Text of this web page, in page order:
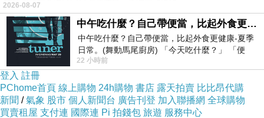
2026-08-07
中午吃什麼？自己帶便當，比起外食更健康-夏季日常。(舞動馬尾廚房)
中午吃什麼？自己帶便當，比起外食更健康-夏季
日常。(舞動馬尾廚房) 「今天吃什麼？」 「便
當？麵？還是炒飯？」 每天都在選擇
22 小時前
登入 註冊
PChome首頁 線上購物 24h購物 書店 露天拍賣 比比昂代購
新聞 /氣象 股市 個人新聞台 廣告刊登 加入聯播網 全球購物
買賣租屋 支付連 國際連 Pi 拍錢包 旅遊 服務中心